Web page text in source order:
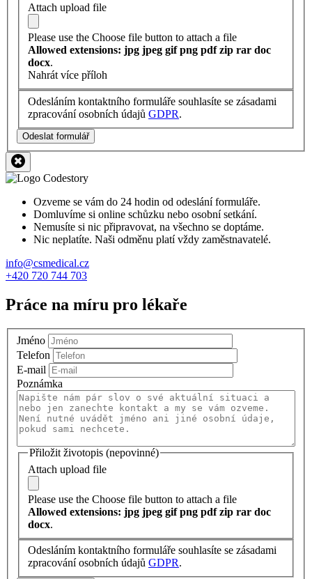
Attach upload file
Please use the Choose file button to attach a file
Allowed extensions: jpg jpeg gif png pdf zip rar doc
docx.
Nahrát více příloh
Odesláním kontaktního formuláře souhlasíte se zásadami
zpracování osobních údajů GDPR.
Odeslat formulář
Ozveme se vám do 24 hodin od odeslání formuláře.
Domluvíme si online schůzku nebo osobní setkání.
Nemusíte si nic připravovat, na všechno se doptáme.
Nic neplatíte. Naši odměnu platí vždy zaměstnavatelé.
info@csmedical.cz
+420 720 744 703
Práce na míru pro lékaře
Jméno
Telefon
E-mail
Poznámka
Přiložit životopis (nepovinné)
Attach upload file
Please use the Choose file button to attach a file
Allowed extensions: jpg jpeg gif png pdf zip rar doc
docx.
Odesláním kontaktního formuláře souhlasíte se zásadami
zpracování osobních údajů GDPR.